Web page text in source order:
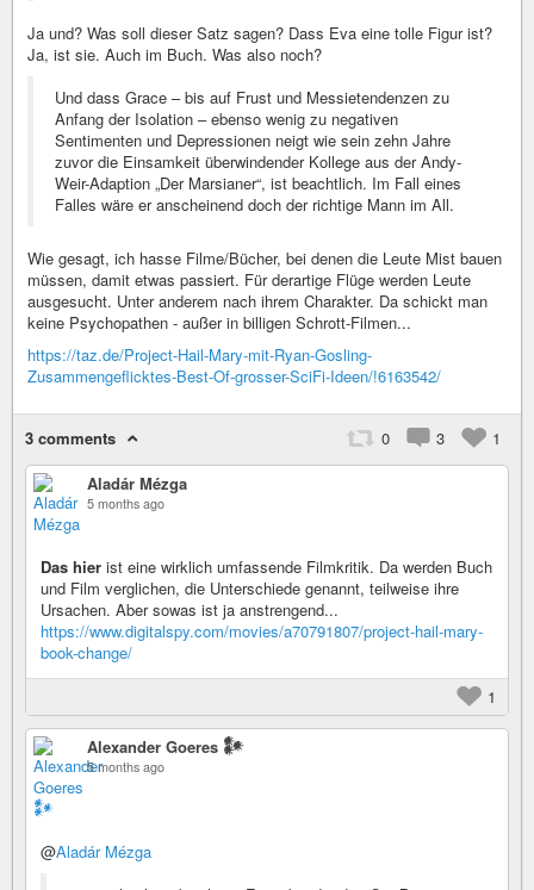
Ja und? Was soll dieser Satz sagen? Dass Eva eine tolle Figur ist?
Ja, ist sie. Auch im Buch. Was also noch?
Und dass Grace – bis auf Frust und Messietendenzen zu
Anfang der Isolation – ebenso wenig zu negativen
Sentimenten und Depressionen neigt wie sein zehn Jahre
zuvor die Einsamkeit überwindender Kollege aus der Andy-
Weir-Adaption „Der Marsianer“, ist beachtlich. Im Fall eines
Falles wäre er anscheinend doch der richtige Mann im All.
Wie gesagt, ich hasse Filme/Bücher, bei denen die Leute Mist bauen
müssen, damit etwas passiert. Für derartige Flüge werden Leute
ausgesucht. Unter anderem nach ihrem Charakter. Da schickt man
keine Psychopathen - außer in billigen Schrott-Filmen...
https://taz.de/Project-Hail-Mary-mit-Ryan-Gosling-
Zusammengeflicktes-Best-Of-grosser-SciFi-Ideen/!6163542/
3 comments 0 3
1
Aladár Mézga
5 months ago
Das hier ist eine wirklich umfassende Filmkritik. Da werden Buch
und Film verglichen, die Unterschiede genannt, teilweise ihre
Ursachen. Aber sowas ist ja anstrengend...
https://www.digitalspy.com/movies/a70791807/project-hail-mary-
book-change/
1
Alexander Goeres 𒀯
5 months ago
@Aladár Mézga